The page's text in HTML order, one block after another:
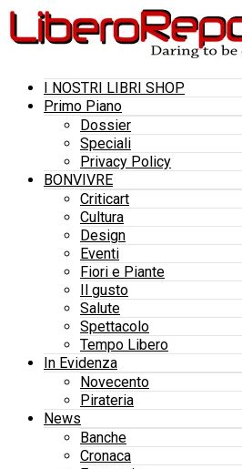
I NOSTRI LIBRI SHOP
Primo Piano
Dossier
Speciali
Privacy Policy
BONVIVRE
Criticart
Cultura
Design
Eventi
Fiori e Piante
Il gusto
Salute
Spettacolo
Tempo Libero
In Evidenza
Novecento
Pirateria
News
Banche
Cronaca